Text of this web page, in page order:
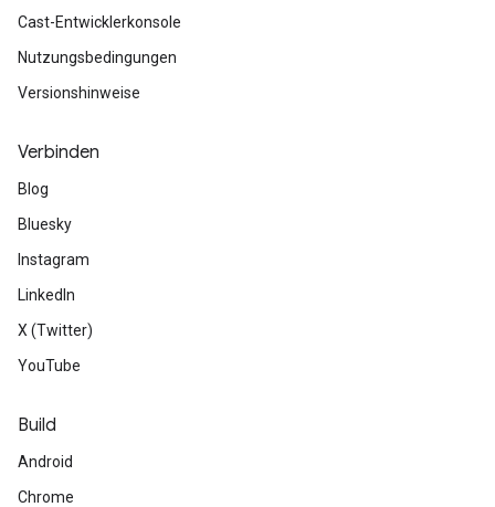
Cast-Entwicklerkonsole
Nutzungsbedingungen
Versionshinweise
Verbinden
Blog
Bluesky
Instagram
LinkedIn
X (Twitter)
YouTube
Build
Android
Chrome